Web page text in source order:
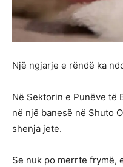
Një ngjarje e rëndë ka
Në Sektorin e Punëve të
në një banesë në Shuto
shenja jete.
Se nuk po merrte frymë,